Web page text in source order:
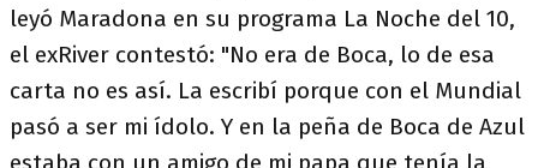
leyó Maradona en su programa La Noche del 10,
el exRiver contestó: "No era de Boca, lo de esa
carta no es así. La escribí porque con el Mundial
pasó a ser mi ídolo. Y en la peña de Boca de Azul